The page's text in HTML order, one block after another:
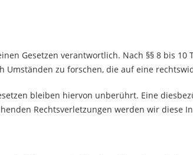
Gesetzen verantwortlich. Nach §§ 8 bis 10
zu forschen, die auf eine
bleiben hiervon unberührt. Eine
Rechtsverletzungen werden wir diese